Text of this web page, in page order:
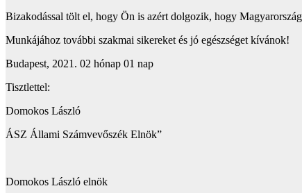
Bizakodással tölt el, hogy Ön is azért dolgozik, hogy
Munkájához további szakmai sikereket és jó egészséget kívánok!
Budapest, 2021. 02 hónap 01 nap
Tisztlettel:
Domokos László
ÁSZ Állami Számvevőszék Elnök”
Domokos László elnök